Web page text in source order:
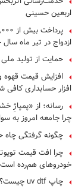
اربعین حسینی
ازدواج در تیر ماه
کارگران
حمایت از تولید
افزایش قیمت قهوه
افزار حسابداری
رسانه؛ از «پمپاژِ
چرا جامعه امروز به
چگونه گرفتگی چاه
چرا افت قیمت
خودروهای هم‌رده
چاپ uv dtf چیست؟